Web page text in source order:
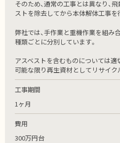
そのため、通常の工事とは異なり、
ストを除去してから本体解体工事を
弊社では、手作業と重機作業を組み
種類ごとに分別しています。
アスベストを含むものについては適
可能な限り再生資材としてリサイク
工事期間
1ヶ月
費用
300万円台